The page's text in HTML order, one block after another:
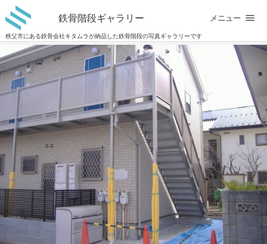
鉄骨階段ギャラリー
秩父市にある鉄骨会社キタムラが納品した鉄骨階段の写真ギャラリーです
メニュー